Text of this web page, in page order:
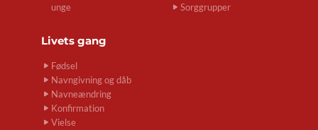
unge
Sorggrupper
Livets gang
Fødsel
Navngivning og dåb
Navneændring
Konfirmation
Vielse